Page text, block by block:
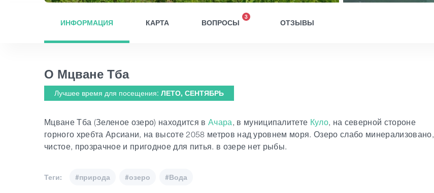
ИНФОРМАЦИЯ КАРТА ВОПРОСЫ
3
ОТЗЫВЫ
О Мцване Тба
Лучшее время для посещения: ЛЕТО, СЕНТЯБРЬ
Мцване Тба (Зеленое озеро) находится в Ачара, в муниципалитете Куло, на северной стороне
горного хребта Арсиани, на высоте 2058 метров над уровнем моря. Озеро слабо минерализовано,
чистое, прозрачное и пригодное для питья. в озере нет рыбы.
Теги: #природа #озеро #Вода